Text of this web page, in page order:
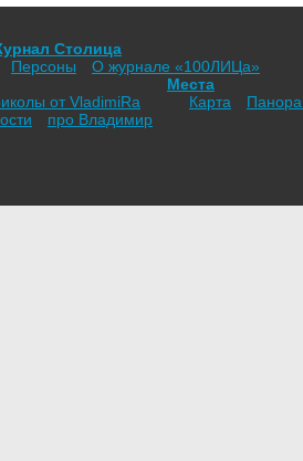
Столица
Персоны
О журнале «100ЛИЦа»
от VladimiRа
Места
Карта
про Владимир